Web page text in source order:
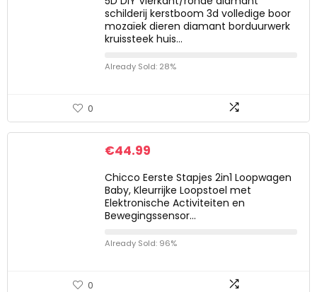
schilderij kerstboom 3d volledige boor
mozaïek dieren diamant borduurwerk
kruissteek huis…
Already Sold: 28%
0
€44.99
Chicco Eerste Stapjes 2in1 Loopwagen
Baby, Kleurrijke Loopstoel met
Elektronische Activiteiten en
Bewegingssensor…
Already Sold: 96%
0